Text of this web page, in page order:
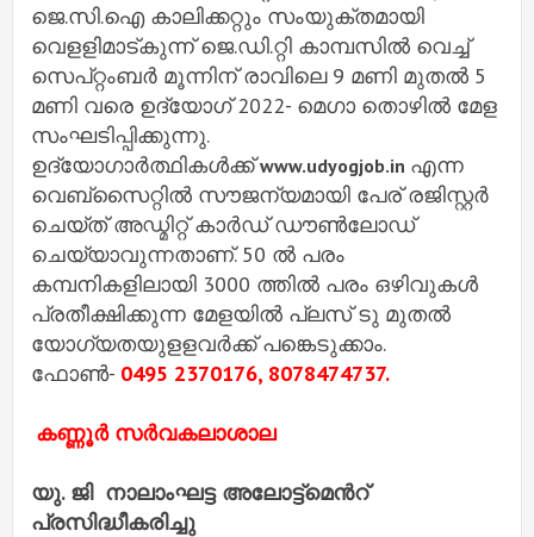
ജെ.സി.ഐ കാലിക്കറ്റും സംയുക്തമായി
വെളളിമാട്കുന്ന് ജെ.ഡി.റ്റി കാമ്പസില്‍ വെച്ച്
സെപ്റ്റംബര്‍ മൂന്നിന് രാവിലെ 9 മണി മുതല്‍ 5
മണി വരെ ഉദ്യോഗ് 2022- മെഗാ തൊഴില്‍ മേള
സംഘടിപ്പിക്കുന്നു.
ഉദ്യോഗാര്‍ത്ഥികള്‍ക്ക്www.udyogjob.in എന്ന
വെബ്‌സൈറ്റില്‍ സൗജന്യമായി പേര് രജിസ്റ്റര്‍
ചെയ്ത് അഡ്മിറ്റ് കാര്‍ഡ് ഡൗണ്‍ലോഡ്
ചെയ്യാവുന്നതാണ്. 50 ല്‍ പരം
കമ്പനികളിലായി 3000 ത്തില്‍ പരം ഒഴിവുകള്‍
പ്രതീക്ഷിക്കുന്ന മേളയില്‍ പ്ലസ് ടു മുതല്‍
യോഗ്യതയുളളവര്‍ക്ക് പങ്കെടുക്കാം.
ഫോണ്‍- 0495 2370176, 8078474737.
കണ്ണൂർ സർവകലാശാല
യു. ജി നാലാംഘട്ട അലോട്ട്മെന്‍റ്
പ്രസിദ്ധീകരിച്ചു